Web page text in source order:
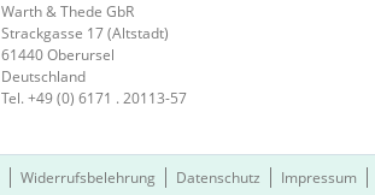
Warth & Thede GbR
Strackgasse 17 (Altstadt)
61440Oberursel
Deutschland
Tel. +49 (0) 6171 . 20113-57
Widerrufsbelehrung Datenschutz Impressum